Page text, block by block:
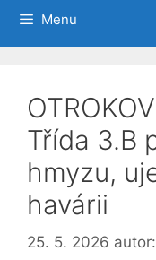
Menu
Třída 3.B
hmyzu,
havárii
25. 5. 2026 autor: